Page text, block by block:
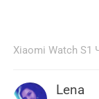
Xiaomi Watch S1
Lena